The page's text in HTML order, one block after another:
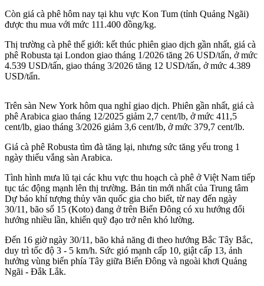
Còn giá cà phê hôm nay tại khu vực Kon Tum (tỉnh Quảng Ngãi)
được thu mua với mức 111.400 đồng/kg.
Thị trường cà phê thế giới: kết thúc phiên giao dịch gần nhất, giá cà
phê Robusta tại London giao tháng 1/2026 tăng 26 USD/tấn, ở mức
4.539 USD/tấn, giao tháng 3/2026 tăng 12 USD/tấn, ở mức 4.389
USD/tấn.
Trên sàn New York hôm qua nghỉ giao dịch. Phiên gần nhất, giá cà
phê Arabica giao tháng 12/2025 giảm 2,7 cent/lb, ở mức 411,5
cent/lb, giao tháng 3/2026 giảm 3,6 cent/lb, ở mức 379,7 cent/lb.
Giá cà phê Robusta tìm đà tăng lại, nhưng sức tăng yếu trong 1
ngày thiếu vắng sàn Arabica.
Tình hình mưa lũ tại các khu vực thu hoạch cà phê ở Việt Nam tiếp
tục tác động mạnh lên thị trường. Bản tin mới nhất của Trung tâm
Dự báo khí tượng thủy văn quốc gia cho biết, từ nay đến ngày
30/11, bão số 15 (Koto) đang ở trên Biển Đông có xu hướng đổi
hướng nhiều lần, khiến quỹ đạo trở nên khó lường.
Đến 16 giờ ngày 30/11, bão khả năng đi theo hướng Bắc Tây Bắc,
duy trì tốc độ 3 - 5 km/h. Sức gió mạnh cấp 10, giật cấp 13, ảnh
hưởng vùng biển phía Tây giữa Biển Đông và ngoài khơi Quảng
Ngãi - Đắk Lắk.